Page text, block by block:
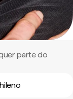
parte do